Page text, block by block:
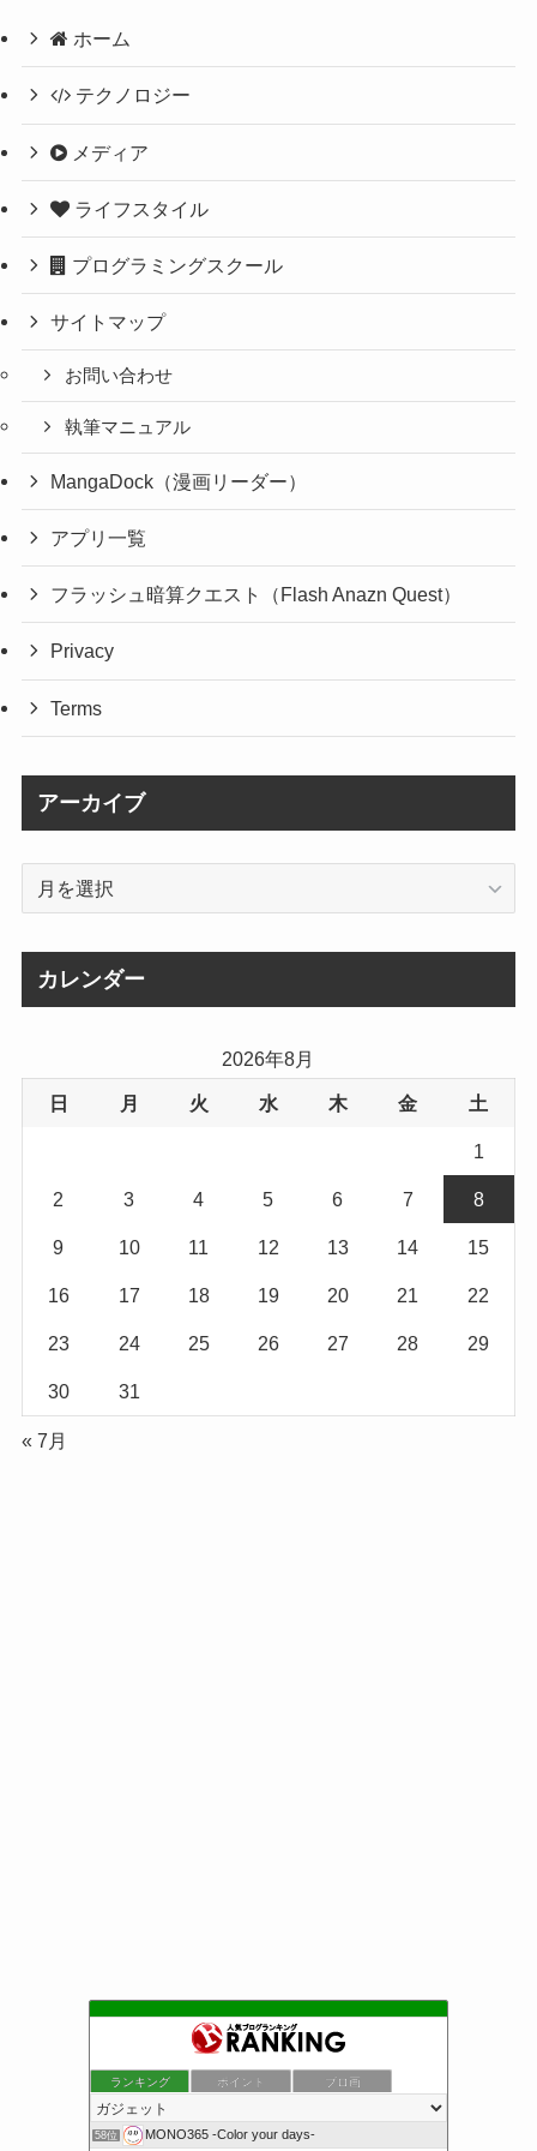
ホーム
テクノロジー
メディア
ライフスタイル
プログラミングスクール
サイトマップ
お問い合わせ
執筆マニュアル
MangaDock（漫画リーダー）
アプリ一覧
フラッシュ暗算クエスト（Flash Anazn Quest）
Privacy
Terms
アーカイブ
カレンダー
2026年8月
日 月 火 水 木 金 土
1
2 3 4 5 6 7 8
9 10 11 12 13 14 15
16 17 18 19 20 21 22
23 24 25 26 27 28 29
30 31
« 7月
ランキング ポイント ブロ画
58位 MONO365 -Color your days-